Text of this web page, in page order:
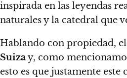
inspirada en las leyendas
naturales y la catedral que
Hablando con propiedad,
Suizay, como
esto es que justamente